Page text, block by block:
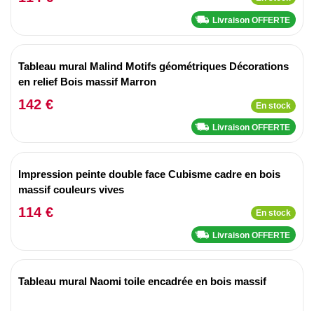
Livraison OFFERTE
Tableau mural Malind Motifs géométriques Décorations
en relief Bois massif Marron
142 € En stock
Livraison OFFERTE
Impression peinte double face Cubisme cadre en bois
massif couleurs vives
114 € En stock
Livraison OFFERTE
Tableau mural Naomi toile encadrée en bois massif